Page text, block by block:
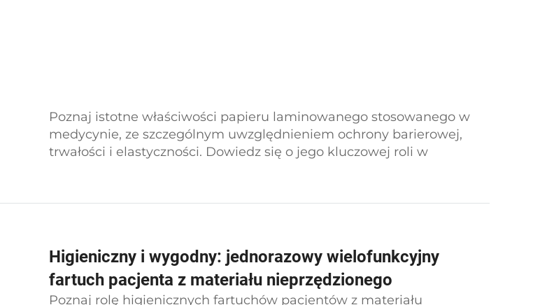
Poznaj istotne właściwości papieru laminowanego stosowanego w
medycynie, ze szczególnym uwzględnieniem ochrony barierowej,
trwałości i elastyczności. Dowiedz się o jego kluczowej roli w
placówkach opieki zdrowotnej.
Higieniczny i wygodny: jednorazowy wielofunkcyjny
fartuch pacjenta z materiału nieprzędzionego
Poznaj rolę higienicznych fartuchów pacjentów z materiału